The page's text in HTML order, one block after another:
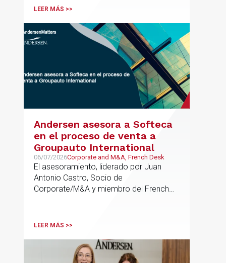
formación del fondo, hasta el primer
LEER MÁS >>
Andersen asesora a Softeca
en el proceso de venta a
Groupauto International
06/07/2026Corporate and M&A, French Desk
El asesoramiento, liderado por Juan
Antonio Castro, Socio de
Corporate/M&A y miembro del French
españolas que combinan los sectores
LEER MÁS >>